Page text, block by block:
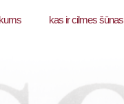
kas ir cilmes šūnas